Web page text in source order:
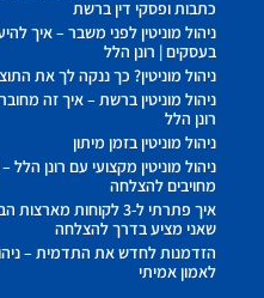
כתבות ופסקי דין ברשת
ניהול מוניטין לפני משבר – איך
בעסקים | רונן הלל
ניהול מוניטין? כך ננקה לך את
רונן הלל
ניהול מוניטין בזמן מיתון
ניהול מוניטין מקצועי עם רונן
מחויבים להצלחה
איך פתרתי ל-3 לקוחות
שאני מציע בדרך להצלחה
הזדמנות לחדש את התדמית –
לאמון אמיתי